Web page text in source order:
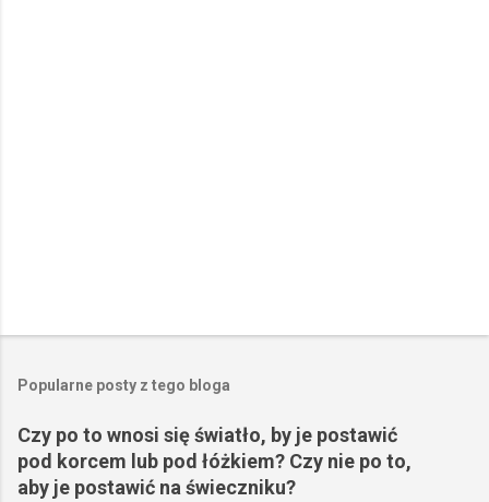
Popularne posty z tego bloga
Czy po to wnosi się światło, by je postawić
pod korcem lub pod łóżkiem? Czy nie po to,
aby je postawić na świeczniku?